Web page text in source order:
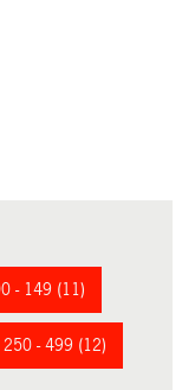
- 149 (11)
250 - 499 (12)